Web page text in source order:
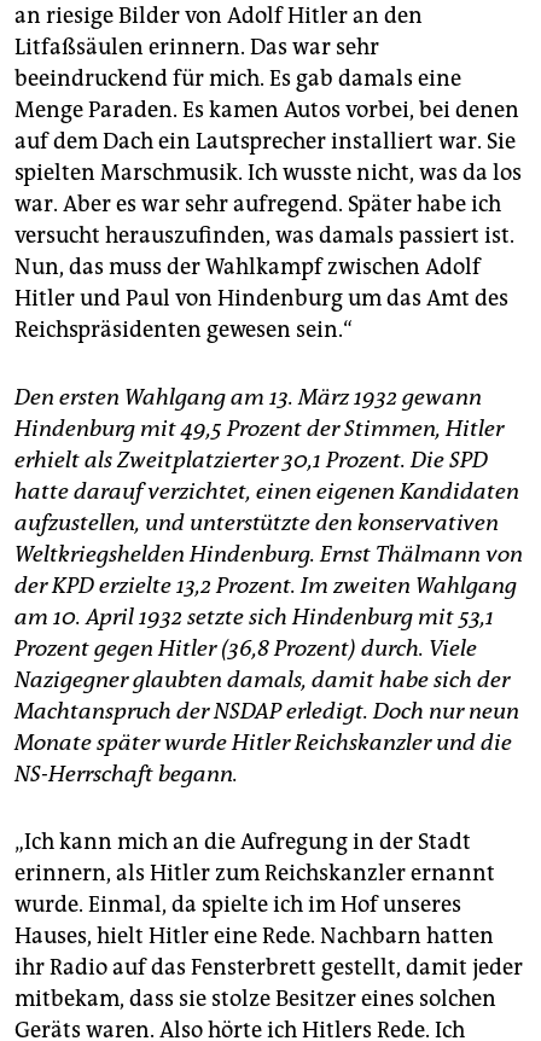
an riesige Bilder von Adolf Hitler an den
Litfaßsäulen erinnern. Das war sehr
beeindruckend für mich. Es gab damals eine
Menge Paraden. Es kamen Autos vorbei, bei denen
auf dem Dach ein Lautsprecher installiert war. Sie
spielten Marschmusik. Ich wusste nicht, was da los
war. Aber es war sehr aufregend. Später habe ich
versucht herauszufinden, was damals passiert ist.
Nun, das muss der Wahlkampf zwischen Adolf
Hitler und Paul von Hindenburg um das Amt des
Reichspräsidenten gewesen sein.“
Den ersten Wahlgang am 13. März 1932 gewann
Hindenburg mit 49,5 Prozent der Stimmen, Hitler
erhielt als Zweitplatzierter 30,1 Prozent. Die SPD
hatte darauf verzichtet, einen eigenen Kandidaten
aufzustellen, und unterstützte den konservativen
Weltkriegshelden Hindenburg. Ernst Thälmann von
der KPD erzielte 13,2 Prozent. Im zweiten Wahlgang
am 10. April 1932 setzte sich Hindenburg mit 53,1
Prozent gegen Hitler (36,8 Prozent) durch. Viele
Nazigegner glaubten damals, damit habe sich der
Machtanspruch der ­NSDAP erledigt. Doch nur neun
Monate später wurde Hitler Reichskanzler und die
NS-Herrschaft begann.
„Ich kann mich an die Aufregung in der Stadt
erinnern, als Hitler zum Reichskanzler ernannt
wurde. Einmal, da spielte ich im Hof unseres
Hauses, hielt Hitler eine Rede. Nachbarn hatten
ihr Radio auf das Fensterbrett gestellt, damit jeder
mitbekam, dass sie stolze Besitzer eines solchen
Geräts waren. Also hörte ich Hitlers Rede. Ich